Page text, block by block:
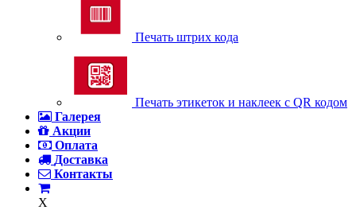
Печать штрих кода
Печать этикеток и наклеек с QR кодом
Галерея
Акции
Оплата
Доставка
Контакты
X